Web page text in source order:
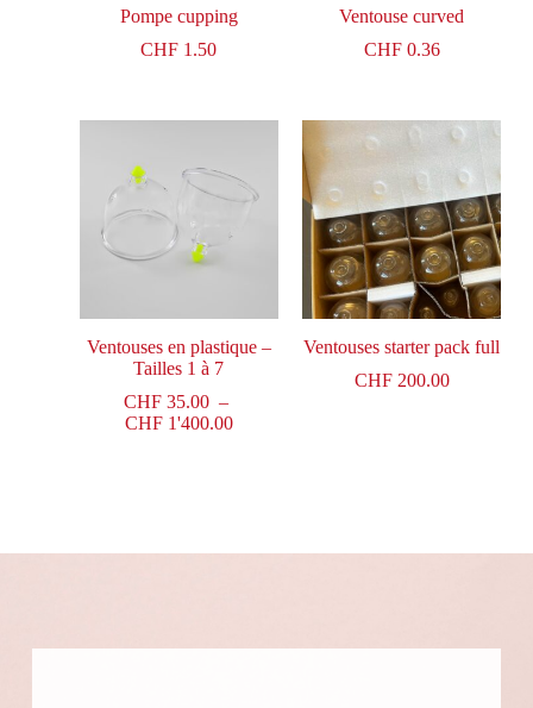
Pompe cupping
CHF 1.50
Ventouse curved
CHF0.36
Ventouses en plastique –
Tailles 1 à 7
CHF 35.00 –
CHF1'400.00
Ventouses starter pack full
CHF200.00